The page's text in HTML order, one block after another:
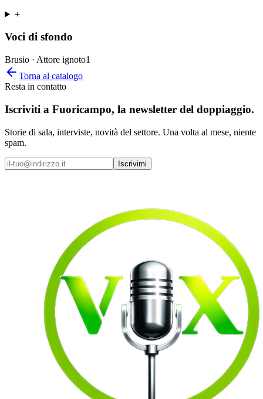
+
Voci di sfondo
Brusio · Attore ignoto1
Torna al catalogo
Resta in contatto
Iscriviti a Fuoricampo, la newsletter del doppiaggio.
Storie di sala, interviste, novità del settore. Una volta al mese, niente
spam.
Iscrivimi